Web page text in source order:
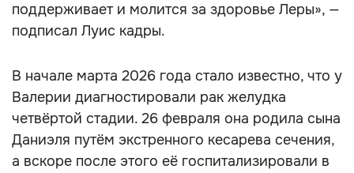
поддерживает и молится за здоровье Леры», —
подписал Луис кадры.
В начале марта 2026 года стало известно, что у
Валерии диагностировали рак желудка
четвёртой стадии. 26 февраля она родила сына
Даниэля путём экстренного кесарева сечения,
а вскоре после этого её госпитализировали в